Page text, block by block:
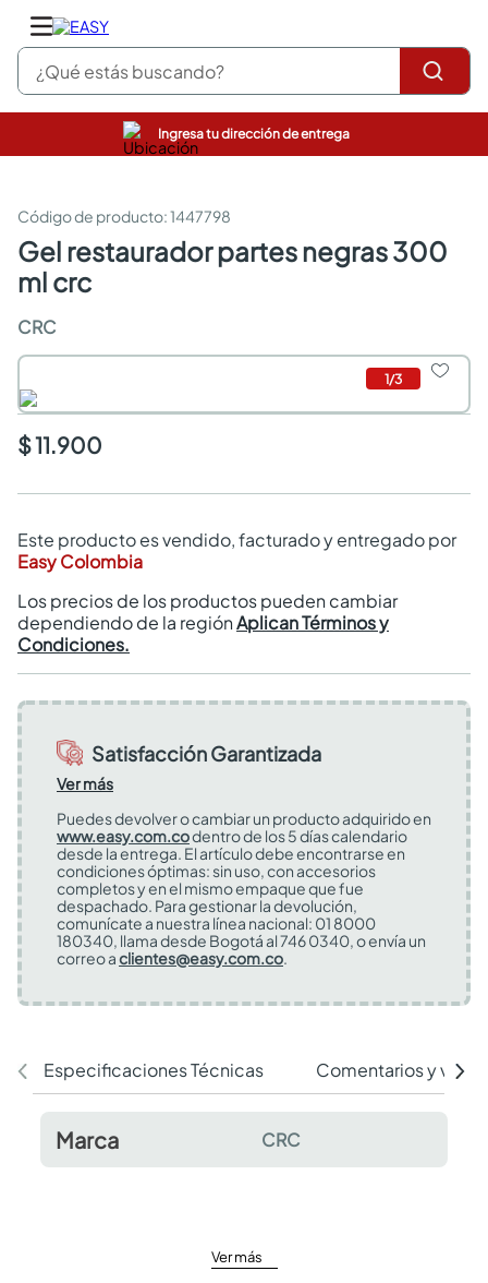
¿Qué estás buscando?
Ingresa tu dirección de entrega
:1447798
gel restaurador partes negras 300
ml crc
CRC
1/3
$ 11.900
Este producto es vendido, facturado y entregado por
Easy Colombia
Los precios de los productos pueden cambiar
dependiendo de la regiónAplican Términos y
Condiciones.
Satisfacción Garantizada
Ver más
Puedes devolver o cambiar un producto adquirido en
www.easy.com.codentro de los 5 días calendario
desde la entrega. El artículo debe encontrarse en
condiciones óptimas: sin uso, con accesorios
completos y en el mismo empaque que fue
despachado. Para gestionar la devolución,
comunícate a nuestra línea nacional: 01 8000
180340, llama desde Bogotá al 746 0340, o envía un
correo aclientes@easy.com.co.
Especificaciones Técnicas Comentarios y
Marca CRC
Ver más
pinturas
sanitarios
comedor
escritorio
armarios closet
comedores